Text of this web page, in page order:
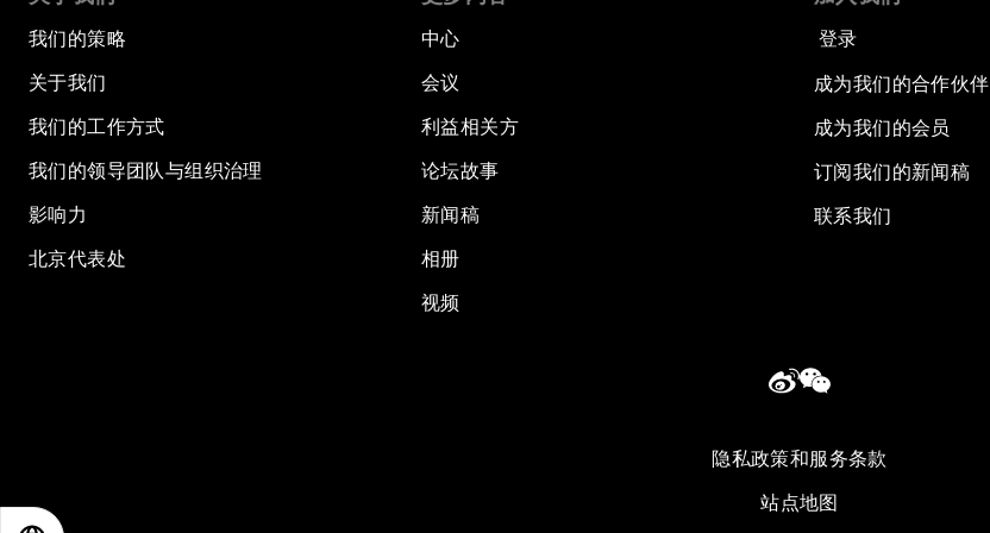
我们的策略
关于我们
我们的工作方式
我们的领导团队与组织治理
影响力
北京代表处
中心
会议
利益相关方
论坛故事
新闻稿
相册
视频
登录
成为我们的合作伙伴
成为我们的会员
订阅我们的新闻稿
联系我们
隐私政策和服务条款
站点地图